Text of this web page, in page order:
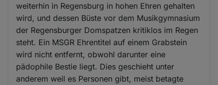
weiterhin in Regensburg in hohen Ehren gehalten
wird, und dessen Büste vor dem Musikgymnasium
der Regensburger Domspatzen kritiklos im Regen
steht. Ein MSGR Ehrentitel auf einem Grabstein
wird nicht entfernt, obwohl darunter eine
pädophile Bestie liegt. Dies geschieht unter
anderem weil es Personen gibt, meist betagte